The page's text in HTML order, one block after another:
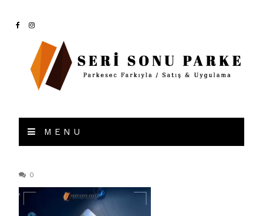
MENU
0